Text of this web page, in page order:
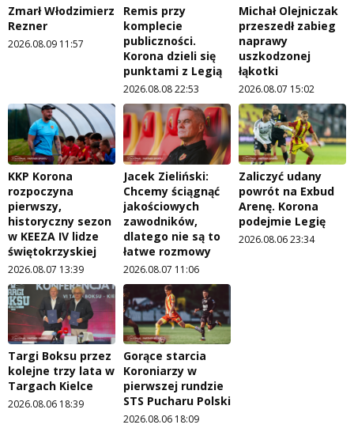
Zmarł Włodzimierz
Rezner
2026.08.09 11:57
Remis przy
komplecie
publiczności.
Korona dzieli się
punktami z Legią
2026.08.08 22:53
Michał Olejniczak
przeszedł zabieg
naprawy
uszkodzonej
łąkotki
2026.08.07 15:02
KKP Korona
rozpoczyna
pierwszy,
historyczny sezon
w KEEZA IV lidze
świętokrzyskiej
2026.08.07 13:39
Jacek Zieliński:
Chcemy ściągnąć
jakościowych
zawodników,
dlatego nie są to
łatwe rozmowy
2026.08.07 11:06
Zaliczyć udany
powrót na Exbud
Arenę. Korona
podejmie Legię
2026.08.06 23:34
Targi Boksu przez
kolejne trzy lata w
Targach Kielce
2026.08.06 18:39
Gorące starcia
Koroniarzy w
pierwszej rundzie
STS Pucharu Polski
2026.08.06 18:09